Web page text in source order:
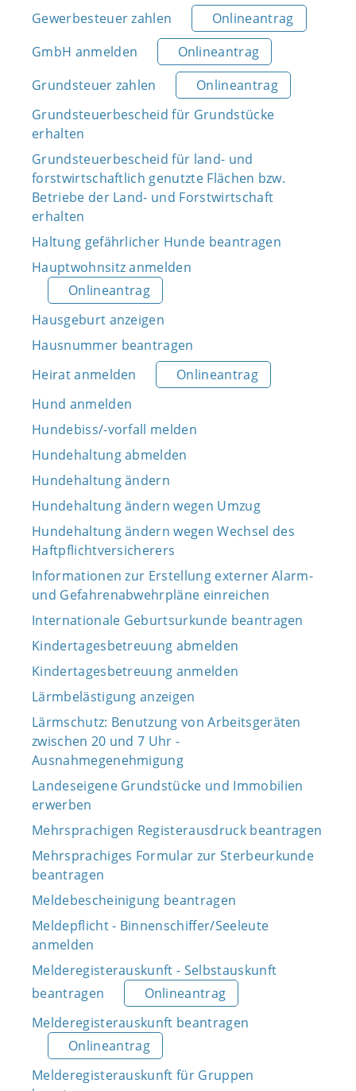
Gewerbesteuer zahlen
Onlineantrag
GmbH anmelden
Onlineantrag
Grundsteuer zahlen
Onlineantrag
Grundsteuerbescheid für Grundstücke
erhalten
Grundsteuerbescheid für land- und
forstwirtschaftlich genutzte Flächen bzw.
Betriebe der Land- und Forstwirtschaft
erhalten
Haltung gefährlicher Hunde beantragen
Hauptwohnsitz anmelden
Onlineantrag
Hausgeburt anzeigen
Hausnummer beantragen
Heirat anmelden
Onlineantrag
Hund anmelden
Hundebiss/-vorfall melden
Hundehaltung abmelden
Hundehaltung ändern
Hundehaltung ändern wegen Umzug
Hundehaltung ändern wegen Wechsel des
Haftpflichtversicherers
Informationen zur Erstellung externer Alarm-
und Gefahrenabwehrpläne einreichen
Internationale Geburtsurkunde beantragen
Kindertagesbetreuung abmelden
Kindertagesbetreuung anmelden
Lärmbelästigung anzeigen
Lärmschutz: Benutzung von Arbeitsgeräten
zwischen 20 und 7 Uhr -
Ausnahmegenehmigung
Landeseigene Grundstücke und Immobilien
erwerben
Mehrsprachigen Registerausdruck beantragen
Mehrsprachiges Formular zur Sterbeurkunde
beantragen
Meldebescheinigung beantragen
Meldepflicht - Binnenschiffer/Seeleute
anmelden
Melderegisterauskunft - Selbstauskunft
beantragen
Onlineantrag
Melderegisterauskunft beantragen
Onlineantrag
Melderegisterauskunft für Gruppen